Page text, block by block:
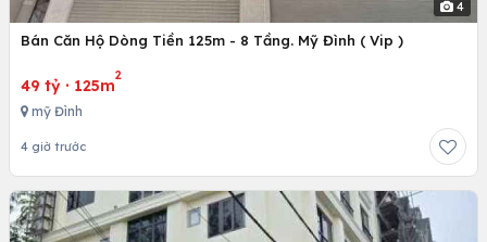
4
Bán Căn Hộ Dòng Tiền 125m - 8 Tầng. Mỹ Đình ( Vip )
49 tỷ · 125m
2
mỹ Đình
4 giờ trước